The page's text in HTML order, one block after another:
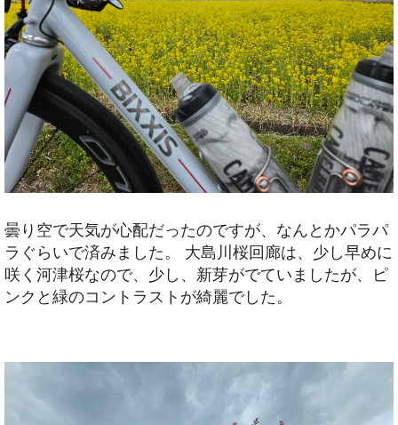
曇り空で天気が心配だったのですが、なんとかパラパ
ラぐらいで済みました。 大島川桜回廊は、少し早めに
咲く河津桜なので、少し、新芽がでていましたが、ピ
ンクと緑のコントラストが綺麗でした。